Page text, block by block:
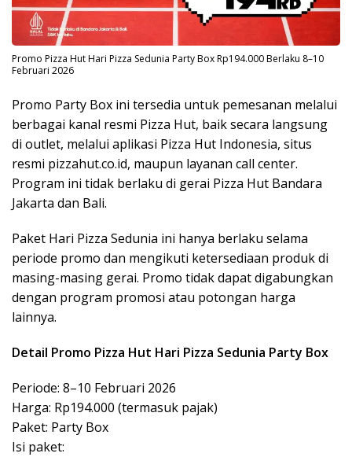
Promo Pizza Hut Hari Pizza Sedunia Party Box Rp194.000 Berlaku 8–10
Februari 2026
Promo Party Box ini tersedia untuk pemesanan melalui
berbagai kanal resmi Pizza Hut, baik secara langsung
di outlet, melalui aplikasi Pizza Hut Indonesia, situs
resmi pizzahut.co.id, maupun layanan call center.
Program ini tidak berlaku di gerai Pizza Hut Bandara
Jakarta dan Bali.
Paket Hari Pizza Sedunia ini hanya berlaku selama
periode promo dan mengikuti ketersediaan produk di
masing-masing gerai. Promo tidak dapat digabungkan
dengan program promosi atau potongan harga
lainnya.
Detail Promo Pizza Hut Hari Pizza Sedunia Party Box
Periode: 8–10 Februari 2026
Harga: Rp194.000 (termasuk pajak)
Paket: Party Box
Isi paket: